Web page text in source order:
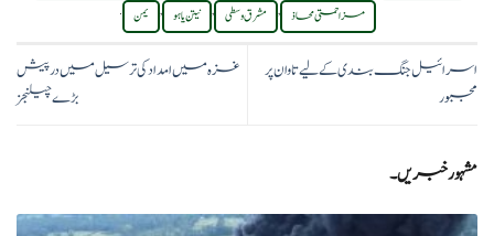
مزاحمتی محاذ , مشرق وسطی , نیتن یاہو , یمن .
اسرائیل جنگ بندی کے لیے تاوان پر
مجبور
غزہ میں امداد کی ترسیل میں درپیش
بڑے چیلنجز
مشہور خبریں۔